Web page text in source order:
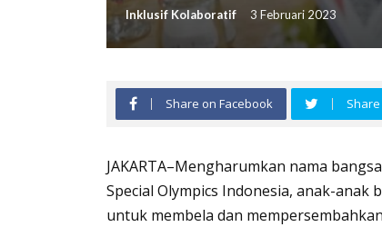
Inklusif Kolaboratif 3 Februari 2023
Share on Facebook
JAKARTA–Mengharumkan nama
Special Olympics Indonesia, anak-
untuk membela dan